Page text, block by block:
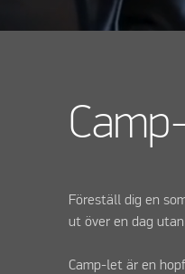
Föreställ dig en
ut över en dag
Camp-let är en